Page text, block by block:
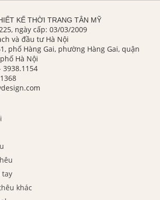
KẾ THỜI TRANG TÂN MỸ
ngày cấp: 03/03/2009
và đầu tư Hà Nội
phố Hàng Gai, phường Hàng Gai, quận
Hà Nội
3938.1154
tay
khác